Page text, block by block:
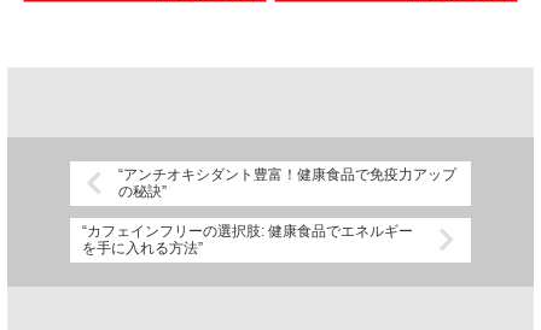
“アンチオキシダント豊富！健康食品で免疫力アップ
の秘訣”
“カフェインフリーの選択肢: 健康食品でエネルギー
を手に入れる方法”